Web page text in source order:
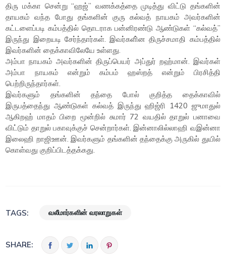
திரு மக்கா சென்று “ஹஜ்” வணக்கத்தை முடித்து விட்டு தங்களின்
தாயகம் வந்த போது தங்களின் குரு கல்வத் நாயகம் அவர்களின்
கட்டளைப்படி கம்பத்தில் தொடராக பன்னிரண்டு ஆண்டுகள் “கல்வத்”
இருந்து இறையடி சேர்ந்தார்கள். இவர்களி்ன திருச்சமாதி கம்பத்தில்
இவர்களின் தைக்காவிலேயே உள்ளது.
அம்பா நாயகம் அவர்களின் திருப்பெயர் அப்துர் றஹ்மான். இவர்கள்
அம்பா நாயகம் என்றும் கம்பம் ஹஸ்றத் என்றும் பிரசித்தி
பெற்றிருந்தார்கள்.
இவர்களும் தங்களின் தந்தை போல் குறித்த தைக்காவில்
இருபத்தைந்து ஆண்டுகள் கல்வத் இருந்து ஹிஜ்ரி 1420 ஜுமாதுல்
ஆகிறஹ் மாதம் பிறை மூன்றில் சுமார் 72 வயதில் தாறுல் பனாவை
விட்டும் தாறுல் பகாவுக்குச் சென்றார்கள். இன்னாலில்லாஹி வஇன்னா
இலைஹி றாஜிஊன். இவர்களும் தங்களின் தந்தைக்கு அருகில் துயில்
கொள்வது குறிப்பிடத்தக்கது.
TAGS: வலீமார்களின் வரலாறுகள்
SHARE: